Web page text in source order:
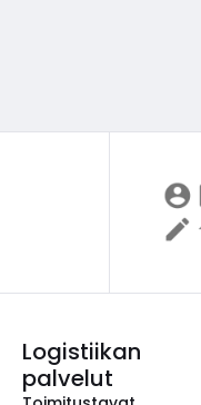
Logistiikan
palvelut